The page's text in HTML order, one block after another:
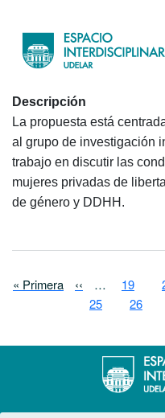
Descripción
La propuesta está
al grupo de investigación
trabajo en discutir las
mujeres privadas de
de género y DDHH.
Paginación
Primera página
« Primera Página anterior
‹‹ … Page
19
Page
25 Page
26